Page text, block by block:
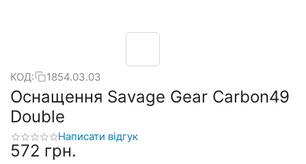
КОД: 1854.03.03
Оснащення Savage Gear Carbon49
Double
Написати відгук
‍572‍ грн.